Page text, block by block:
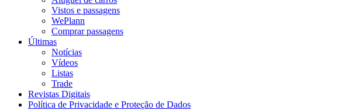
Vistos e passagens
WePlann
Comprar passagens
Últimas
Notícias
Vídeos
Listas
Trade
Revistas Digitais
Política de Privacidade e Proteção de Dados